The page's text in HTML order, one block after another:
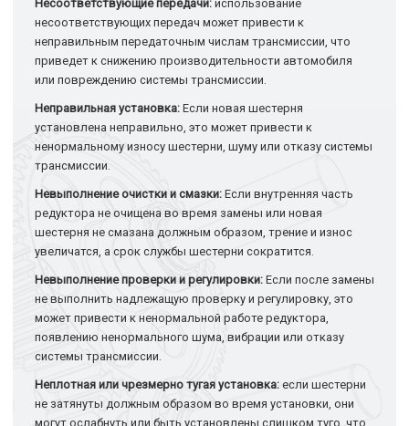
Несоответствующие передачи:использование
несоответствующих передач может привести к
неправильным передаточным числам трансмиссии, что
приведет к снижению производительности автомобиля
или повреждению системы трансмиссии.
Неправильная установка:Если новая шестерня
установлена неправильно, это может привести к
ненормальному износу шестерни, шуму или отказу системы
трансмиссии.
Невыполнение очистки и смазки:Если внутренняя часть
редуктора не очищена во время замены или новая
шестерня не смазана должным образом, трение и износ
увеличатся, а срок службы шестерни сократится.
Невыполнение проверки и регулировки:Если после замены
не выполнить надлежащую проверку и регулировку, это
может привести к ненормальной работе редуктора,
появлению ненормального шума, вибрации или отказу
системы трансмиссии.
Неплотная или чрезмерно тугая установка:если шестерни
не затянуты должным образом во время установки, они
могут ослабнуть или быть установлены слишком туго, что